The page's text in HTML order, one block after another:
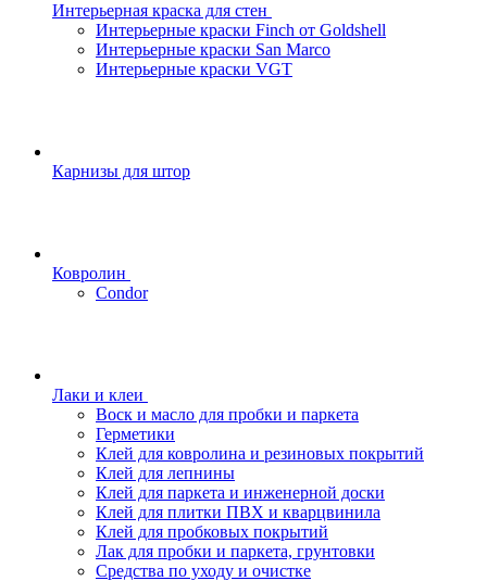
Интерьерная краска для стен
Интерьерные краски Finch от Goldshell
Интерьерные краски San Marco
Интерьерные краски VGT
Карнизы для штор
Ковролин
Condor
Лаки и клеи
Воск и масло для пробки и паркета
Герметики
Клей для ковролина и резиновых покрытий
Клей для лепнины
Клей для паркета и инженерной доски
Клей для плитки ПВХ и кварцвинила
Клей для пробковых покрытий
Лак для пробки и паркета, грунтовки
Средства по уходу и очистке